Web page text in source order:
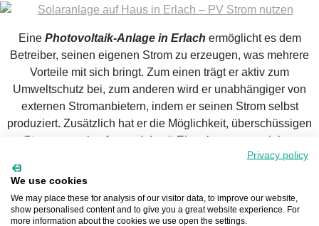
Eine Photovoltaik-Anlage in Erlach ermöglicht es dem
Betreiber, seinen eigenen Strom zu erzeugen, was mehrere
Vorteile mit sich bringt. Zum einen trägt er aktiv zum
Umweltschutz bei, zum anderen wird er unabhängiger von
externen Stromanbietern, indem er seinen Strom selbst
produziert. Zusätzlich hat er die Möglichkeit, überschüssigen
Strom zu verkaufen und damit Einnahmen zu erzielen.
Allerdings ist dies eine vereinfachte Darstellung, denn die
Einspeisevergütung
Eigenstromproduktion häufig erst dann, wenn ein Speicher
Privacy policy
We use cookies
We may place these for analysis of our visitor data, to improve our website,
show personalised content and to give you a great website experience. For
more information about the cookies we use open the settings.